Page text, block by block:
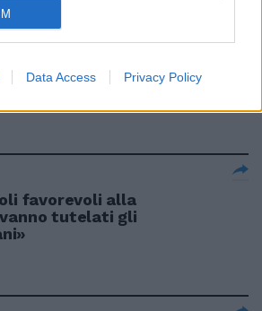
Data Access Privacy Policy
favorevoli alla
tutelati gli